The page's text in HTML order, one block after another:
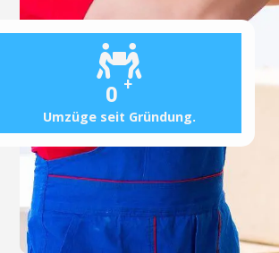
0 +
Umzüge seit Gründung.